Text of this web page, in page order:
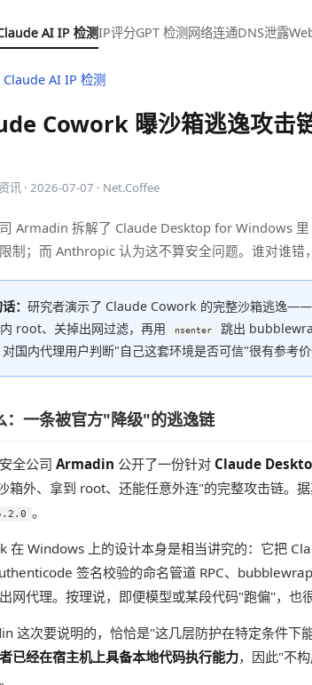
AI IP 检测IP评分GPT 检测网络连通DNS泄露
AI IP 检测
Cowork 曝沙箱逃逸攻
讯 · 2026-07-07 · Net.Coffee
Armadin 拆解了 Claude Desktop for Windows
制；而 Anthropic 认为这不算安全问题。谁对谁错
： 研究者演示了 Claude Cowork 的完整沙箱逃逸
root、关掉出网过滤，再用
nsenter
跳出
对国内代理用户判断"自己这套环境是否可信"很有参考
：一条被官方"降级"的逃逸链
全公司 Armadin 公开了一份针对 Claude
箱外、拿到 root、还能任意外连"的完整攻击链。
。
在 Windows 上的设计本身是相当讲究的：它把
签名校验的命名管道 RPC、
网代理。按理说，即便模型或某段代码"跑偏"，也
这次要说明的，恰恰是"这几层防护在特定条件
已经在宿主机上具备本地代码执行能力，因此"不